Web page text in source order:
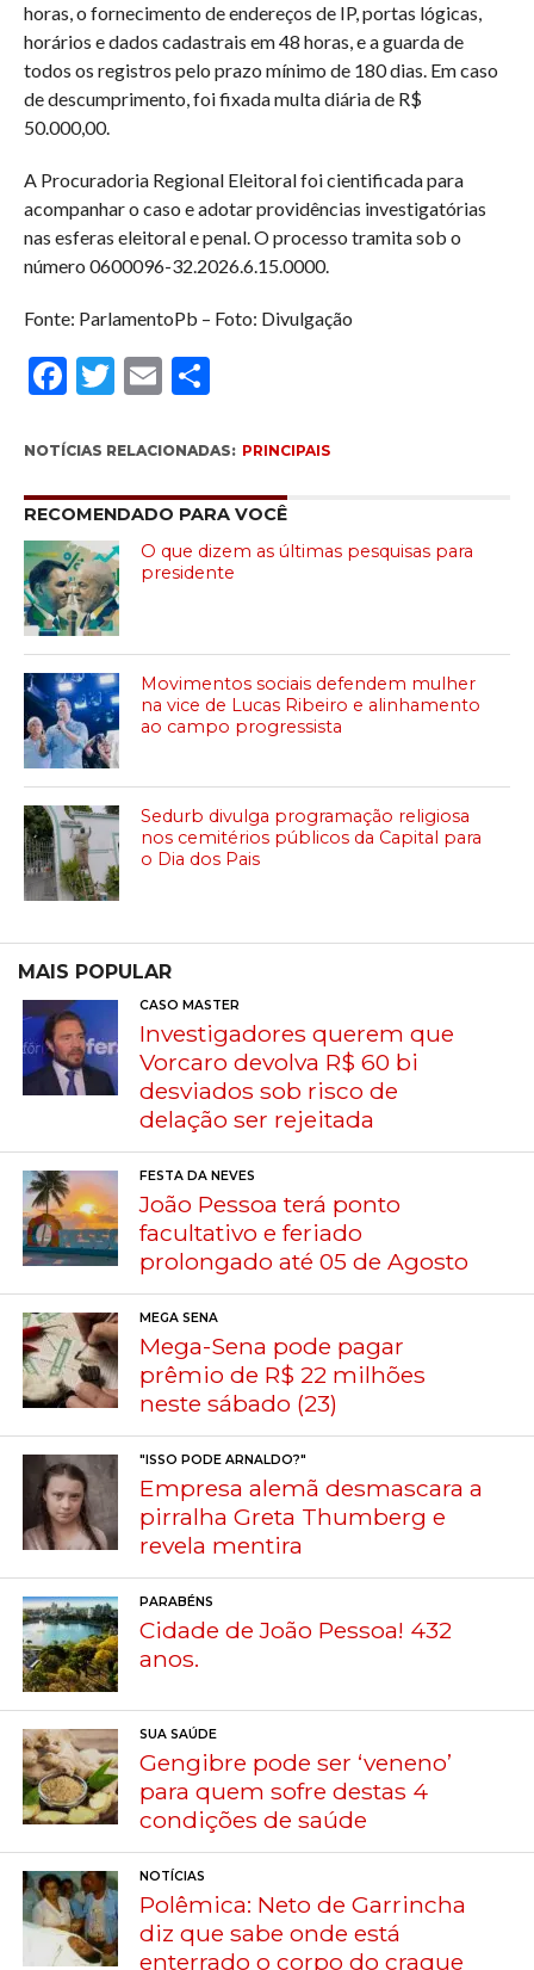
horas, o fornecimento de endereços de IP, portas lógicas,
horários e dados cadastrais em 48 horas, e a guarda de
todos os registros pelo prazo mínimo de 180 dias. Em caso
de descumprimento, foi fixada multa diária de R$
50.000,00.
A Procuradoria Regional Eleitoral foi cientificada para
acompanhar o caso e adotar providências investigatórias
nas esferas eleitoral e penal. O processo tramita sob o
número 0600096-32.2026.6.15.0000.
Fonte: ParlamentoPb – Foto: Divulgação
Facebook
Twitter
EmailCompartilhar
NOTÍCIAS RELACIONADAS: PRINCIPAIS
RECOMENDADO PARA VOCÊ
O que dizem as últimas pesquisas para
presidente
Movimentos sociais defendem mulher
na vice de Lucas Ribeiro e alinhamento
ao campo progressista
Sedurb divulga programação religiosa
nos cemitérios públicos da Capital para
o Dia dos Pais
MAIS POPULAR
CASO MASTER
Investigadores querem que
Vorcaro devolva R$ 60 bi
desviados sob risco de
delação ser rejeitada
FESTA DA NEVES
João Pessoa terá ponto
facultativo e feriado
prolongado até 05 de Agosto
MEGA SENA
Mega-Sena pode pagar
prêmio de R$ 22 milhões
neste sábado (23)
"ISSO PODE ARNALDO?"
Empresa alemã desmascara a
pirralha Greta Thumberg e
revela mentira
PARABÉNS
Cidade de João Pessoa! 432
anos.
SUA SAÚDE
Gengibre pode ser ‘veneno’
para quem sofre destas 4
condições de saúde
NOTÍCIAS
Polêmica: Neto de Garrincha
diz que sabe onde está
enterrado o corpo do craque